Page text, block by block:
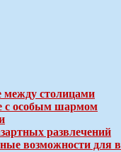
между столицами
с особым шармом
развлечений
возможности